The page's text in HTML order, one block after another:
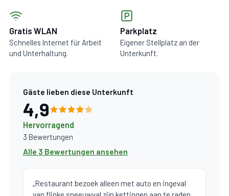
Gratis WLAN
Schnelles Internet für Arbeit
und Unterhaltung.
Parkplatz
Eigener Stellplatz an der
Unterkunft.
Gäste lieben diese Unterkunft
4,9
Hervorragend
3 Bewertungen
Alle 3 Bewertungen ansehen
„Restaurant bezoek alleen met auto en ingeval